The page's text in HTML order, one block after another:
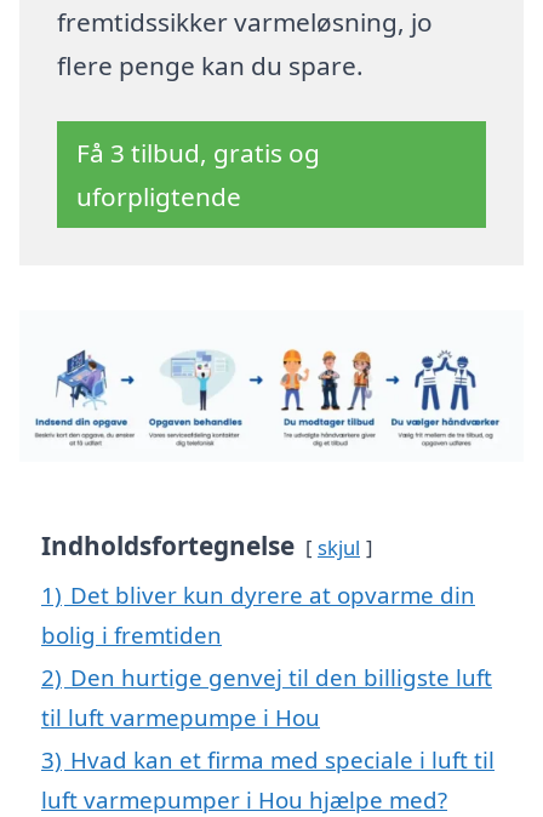
fremtidssikker varmeløsning, jo
flere penge kan du spare.
Få 3 tilbud, gratis og
uforpligtende
Indholdsfortegnelse skjul
1) Det bliver kun dyrere at opvarme din
bolig i fremtiden
2) Den hurtige genvej til den billigste luft
til luft varmepumpe i Hou
3) Hvad kan et firma med speciale i luft til
luft varmepumper i Hou hjælpe med?